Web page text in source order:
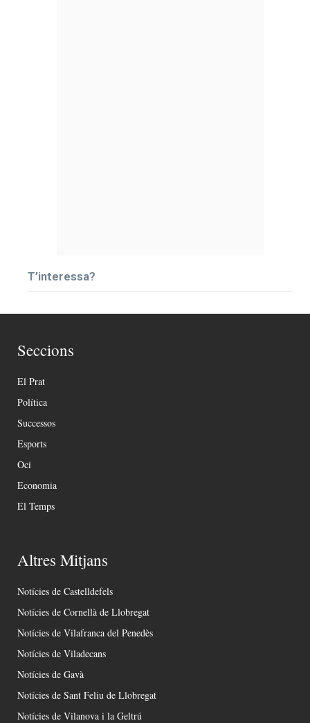
T’interessa?
Seccions
El Prat
Política
Successos
Esports
Oci
Economia
El Temps
Altres Mitjans
Notícies de Castelldefels
Notícies de Cornellà de Llobregat
Notícies de Vilafranca del Penedès
Notícies de Viladecans
Notícies de Gavà
Notícies de Sant Feliu de Llobregat
Notícies de Vilanova i la Geltrú